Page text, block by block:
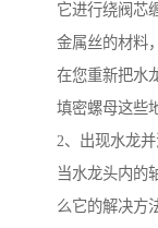
它进行绕阀芯
金属丝的材料
在您重新把水
填密螺母这些
2、出现水龙
当水龙头内的
么它的解决方